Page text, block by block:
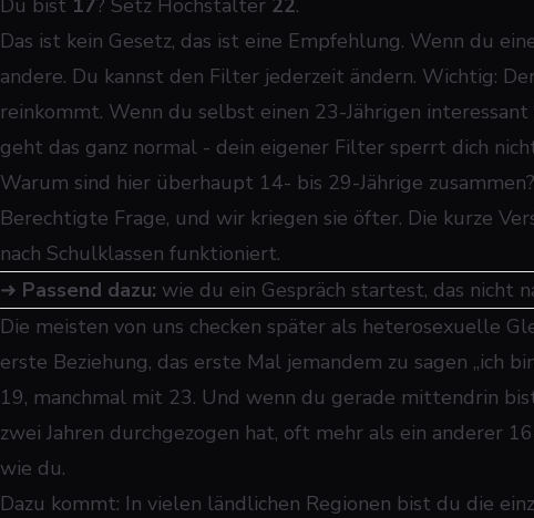
Du bist 17? Setz Höchstalter 22.
Das ist kein Gesetz, das ist eine Empfehlung. Wenn du
andere. Du kannst den Filter jederzeit ändern. Wichtig:
reinkommt. Wenn du selbst einen 23-Jährigen
geht das ganz normal - dein eigener Filter sperrt dich
Warum sind hier überhaupt 14- bis 29-Jährige zusammen?
Berechtigte Frage, und wir kriegen sie öfter. Die kurze
nach Schulklassen funktioniert.
➜ Passend dazu: wie du ein Gespräch startest, das nicht
Die meisten von uns checken später als heterosexuelle
erste Beziehung, das erste Mal jemandem zu sagen „ich
19, manchmal mit 23. Und wenn du gerade mittendrin
zwei Jahren durchgezogen hat, oft mehr als ein anderer
wie du.
Dazu kommt: In vielen ländlichen Regionen bist du die